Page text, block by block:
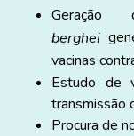
berghei
vacinas
Estudo de
transmissão
Procura de